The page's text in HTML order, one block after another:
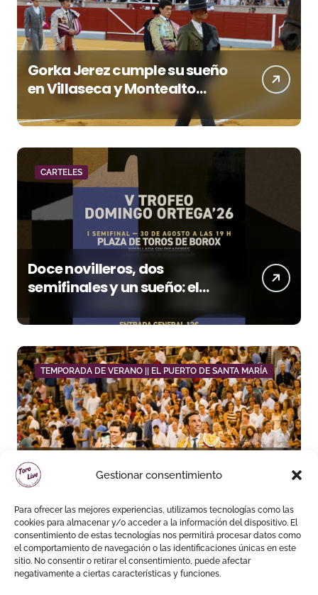
Gestionar consentimiento
Para ofrecer las mejores experiencias, utilizamos tecnologías como las
cookies para almacenar y/o acceder a la información del dispositivo. El
consentimiento de estas tecnologías nos permitirá procesar datos como
el comportamiento de navegación o las identificaciones únicas en este
sitio. No consentir o retirar el consentimiento, puede afectar
negativamente a ciertas características y funciones.
Gorka Jerez cumple su sueño
en Villaseca y Montealto
firma una tarde para el
recuerdo
CARTELES
Doce novilleros, dos
semifinales y un sueño: el
fase decisiva
TEMPORADA DE VERANO || EL PUERTO DE SANTA MARÍA
David de Miranda sale a
hombros y Borja Jiménez
firma la faena de mayor
impacto en El Puerto